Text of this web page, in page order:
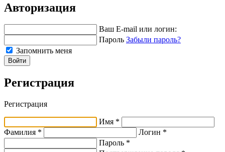
Авторизация
Ваш E-mail или логин:
Пароль Забыли пароль?
Запомнить меня
Войти
Регистрация
Регистрация
Имя *
Фамилия *
Логин *
Пароль *